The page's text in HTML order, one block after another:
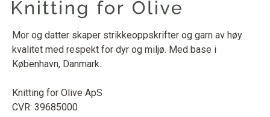
Mor og datter skaper strikkeoppskrifter og garn av høy
kvalitet med respekt for dyr og miljø. Med base i
København, Danmark.
Knitting for Olive ApS
CVR: 39685000